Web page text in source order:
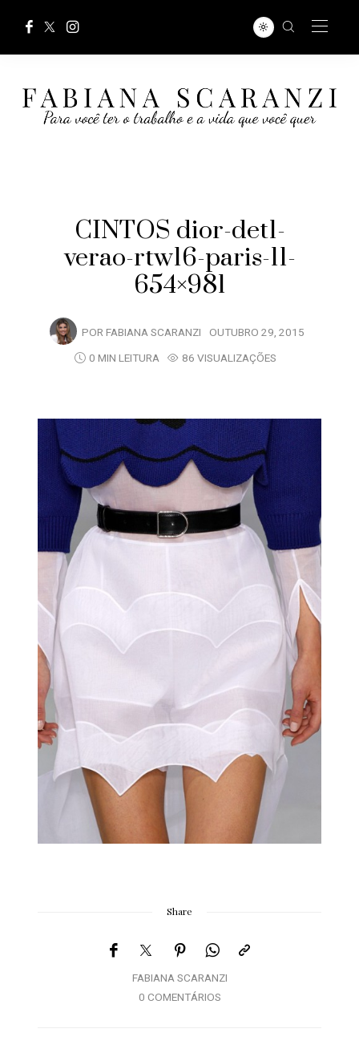
CINTOS dior-det1-
verao-rtw16-paris-11-
654×981
POR FABIANA SCARANZI OUTUBRO 29, 2015
0 MIN LEITURA
86 VISUALIZAÇÕES
Share
FABIANA SCARANZI
0 COMENTÁRIOS